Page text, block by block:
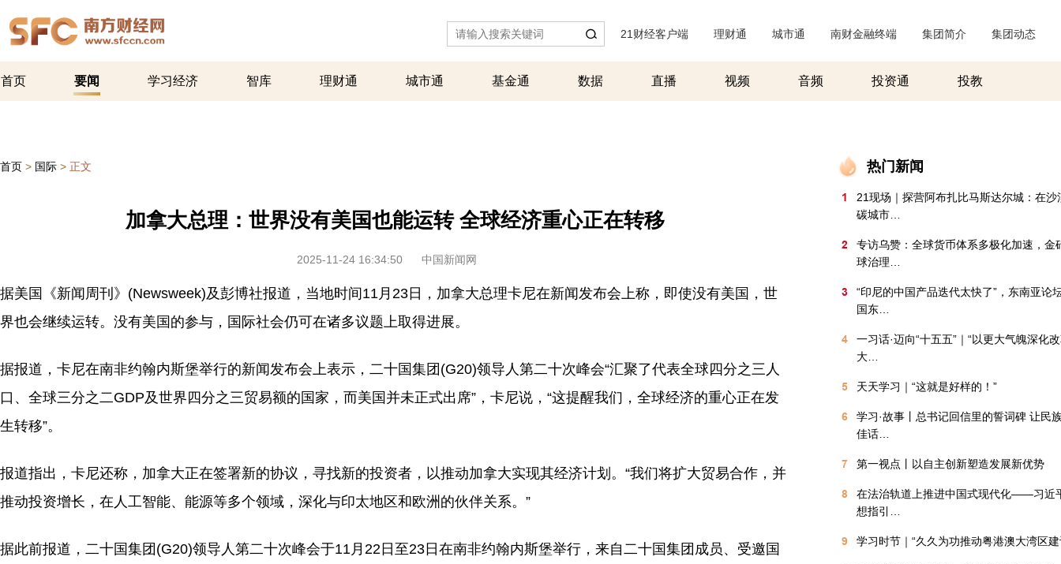
21财经客户端 理财通 城市通 南财金融终端 集团简介 集团动态
首页 要闻 学习经济 智库 理财通 城市通 基金通 数据 直播 视频 音频 投资通 投教
首页 > 国际 > 正文
加拿大总理：世界没有美国也能运转 全球经济重心正在转移
2025-11-24 16:34:50 中国新闻网
据美国《新闻周刊》(Newsweek)及彭博社报道，当地时间11月23日，加拿大总理卡尼在新闻发布会上称，即使没有美国，世
界也会继续运转。没有美国的参与，国际社会仍可在诸多议题上取得进展。
据报道，卡尼在南非约翰内斯堡举行的新闻发布会上表示，二十国集团(G20)领导人第二十次峰会“汇聚了代表全球四分之三人
口、全球三分之二GDP及世界四分之三贸易额的国家，而美国并未正式出席”，卡尼说，“这提醒我们，全球经济的重心正在发
生转移”。
报道指出，卡尼还称，加拿大正在签署新的协议，寻找新的投资者，以推动加拿大实现其经济计划。“我们将扩大贸易合作，并
推动投资增长，在人工智能、能源等多个领域，深化与印太地区和欧洲的伙伴关系。”
据此前报道，二十国集团(G20)领导人第二十次峰会于11月22日至23日在南非约翰内斯堡举行，来自二十国集团成员、受邀国
热门新闻
1
21现场｜探营阿布扎比马斯达尔城：在沙
碳城市…
2
专访乌赞：全球货币体系多极化加速，金
球治理…
3
“印尼的中国产品迭代太快了”，东南亚论
国东…
4
一习话·迈向“十五五”｜“以更大气魄深化
大…
5 天天学习｜“这就是好样的！”
6
学习·故事丨总书记回信里的誓词碑 让民
佳话…
7 第一视点丨以自主创新塑造发展新优势
8
在法治轨道上推进中国式现代化——习近
想指引…
9 学习时节｜“久久为功推动粤港澳大湾区建